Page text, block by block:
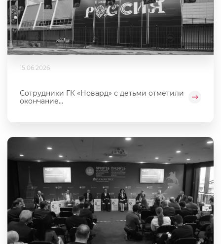
15.06.2026
Сотрудники ГК «Новард» с детьми отметили
окончание...